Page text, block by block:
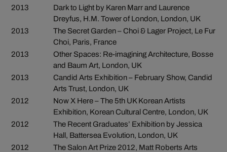
2013
Dark to Light by Karen Marr and Laurence
Dreyfus, H.M. Tower of London, London, UK
2013
The Secret Garden – Choi & Lager Project, Le Fur
Choi, Paris, France
2013
Other Spaces: Re-imagining Architecture, Bosse
and Baum Art, London, UK
2013
Candid Arts Exhibition – February Show, Candid
Arts Trust, London, UK
2012
Now X Here – The 5th UK Korean Artists
Exhibition, Korean Cultural Centre, London, UK
2012
The Recent Graduates’ Exhibition by Jessica
Hall, Battersea Evolution, London, UK
2012
The Salon Art Prize 2012, Matt Roberts Arts